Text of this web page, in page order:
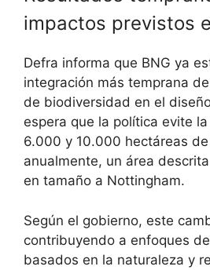
impactos previstos
Defra informa que BNG ya
integración más temprana
de biodiversidad en el
espera que la política evite
6.000 y 10.000 hectáreas
anualmente, un área
en tamaño a Nottingham.
Según el gobierno, este
contribuyendo a enfoques
basados ​​en la naturaleza y